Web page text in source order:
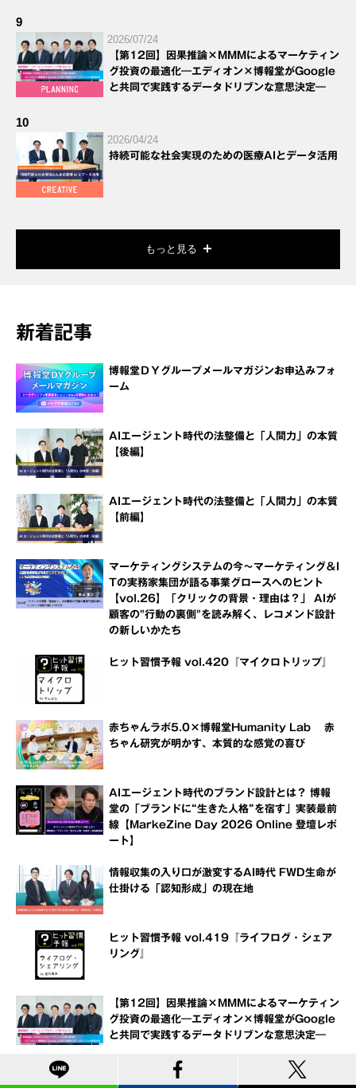
9
2026/07/24
【第12回】因果推論×MMMによるマーケティン
グ投資の最適化―エディオン×博報堂がGoogle
と共同で実践するデータドリブンな意思決定―
10
2026/04/24
持続可能な社会実現のための医療AIとデータ活用
もっと見る
新着記事
博報堂ＤＹグループメールマガジンお申込みフォ
ーム
AIエージェント時代の法整備と「人間力」の本質
【後編】
AIエージェント時代の法整備と「人間力」の本質
【前編】
マーケティングシステムの今～マーケティング＆I
Tの実務家集団が語る事業グロースへのヒント
【vol.26】「クリックの背景・理由は？」 AIが
顧客の"行動の裏側"を読み解く、レコメンド設計
の新しいかたち
ヒット習慣予報 vol.420『マイクロトリップ』
赤ちゃんラボ5.0×博報堂Humanity Lab 赤
ちゃん研究が明かす、本質的な感覚の喜び
AIエージェント時代のブランド設計とは？ 博報
堂の「ブランドに“生きた人格”を宿す」実装最前
線【MarkeZine Day 2026 Online 登壇レポ
ート】
情報収集の入り口が激変するAI時代 FWD生命が
仕掛ける「認知形成」の現在地
ヒット習慣予報 vol.419『ライフログ・シェア
リング』
【第12回】因果推論×MMMによるマーケティン
グ投資の最適化―エディオン×博報堂がGoogle
と共同で実践するデータドリブンな意思決定―